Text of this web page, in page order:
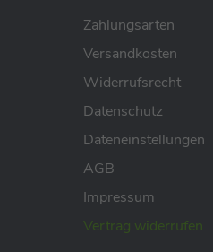
Zahlungsarten
Versandkosten
Widerrufsrecht
Datenschutz
Dateneinstellungen
AGB
Impressum
Vertrag widerrufen